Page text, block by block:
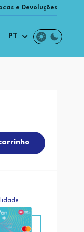
e Devoluções
PT